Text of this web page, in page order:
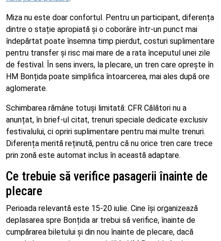
Miza nu este doar confortul. Pentru un participant, diferența
dintre o stație apropiată și o coborâre într-un punct mai
îndepărtat poate însemna timp pierdut, costuri suplimentare
pentru transfer și risc mai mare de a rata începutul unei zile
de festival. În sens invers, la plecare, un tren care oprește în
HM Bonțida poate simplifica întoarcerea, mai ales după ore
aglomerate.
Schimbarea rămâne totuși limitată: CFR Călători nu a
anunțat, în brief-ul citat, trenuri speciale dedicate exclusiv
festivalului, ci opriri suplimentare pentru mai multe trenuri.
Diferența merită reținută, pentru că nu orice tren care trece
prin zonă este automat inclus în această adaptare.
Ce trebuie să verifice pasagerii înainte de
plecare
Perioada relevantă este 15-20 iulie. Cine își organizează
deplasarea spre Bonțida ar trebui să verifice, înainte de
cumpărarea biletului și din nou înainte de plecare, dacă